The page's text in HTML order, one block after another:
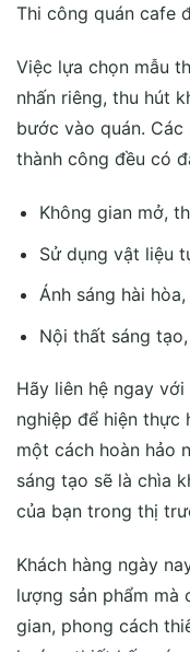
Thi công quán cafe
Việc lựa chọn mẫu
nhấn riêng, thu hút
bước vào quán.
thành công đều có
Không gian mở,
Sử dụng vật liệu
Ánh sáng hài
Nội thất sáng
Hãy liên hệ ngay
nghiệp để hiện thực
một cách hoàn hảo
sáng tạo sẽ là chìa
của bạn trong thị
Khách hàng ngày
lượng sản phẩm mà
gian, phong cách